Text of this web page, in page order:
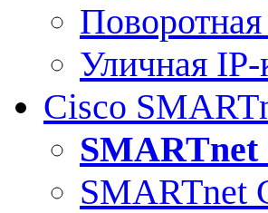
Уличная IP-
Cisco
SMARTnet
SMARTnet